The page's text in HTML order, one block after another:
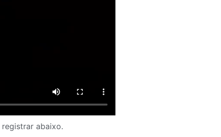
abaixo.